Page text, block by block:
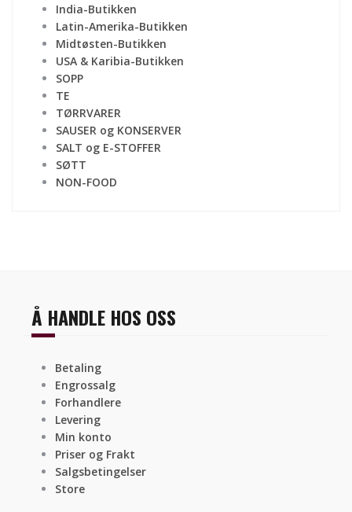
India-Butikken
Latin-Amerika-Butikken
Midtøsten-Butikken
USA & Karibia-Butikken
SOPP
TE
TØRRVARER
SAUSER og KONSERVER
SALT og E-STOFFER
SØTT
NON-FOOD
Å HANDLE HOS OSS
Betaling
Engrossalg
Forhandlere
Levering
Min konto
Priser og Frakt
Salgsbetingelser
Store